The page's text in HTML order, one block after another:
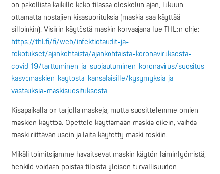
on pakollista kaikille koko tilassa oleskelun ajan, lukuun
ottamatta nostajien kisasuorituksia (maskia saa käyttää
silloinkin). Visiirin käytöstä maskin korvaajana lue THL:n ohje:
https://thl.fi/fi/web/infektiotaudit-ja-
rokotukset/ajankohtaista/ajankohtaista-koronaviruksesta-
covid-19/tarttuminen-ja-suojautuminen-koronavirus/suositus-
kasvomaskien-kaytosta-kansalaisille/kysymyksia-ja-
vastauksia-maskisuosituksesta
Kisapaikalla on tarjolla maskeja, mutta suosittelemme omien
maskien käyttöä. Opettele käyttämään maskia oikein, vaihda
maski riittävän usein ja laita käytetty maski roskiin.
Mikäli toimitsijamme havaitsevat maskin käytön laiminlyömistä,
henkilö voidaan poistaa tiloista yleisen turvallisuuden